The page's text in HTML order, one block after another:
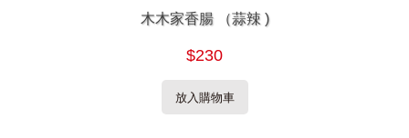
木木家香腸 （蒜辣 )
$230
放入購物車